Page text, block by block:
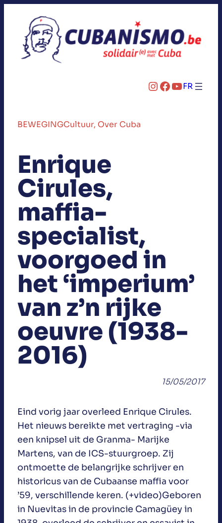
InstagramFacebook YouTube FR
BEWEGINGCultuur, Over Cuba
Enrique
Cirules,
maffia-
specialist,
voorgoed in
het ‘imperium’
van z’n rijke
oeuvre (1938-
2016)
15/05/2017
Eind vorig jaar overleed Enrique Cirules.
Het nieuws bereikte met vertraging -via
een knipsel uit de Granma- Marijke
Martens, van de ICS-stuurgroep. Zij
ontmoette de belangrijke schrijver en
historicus van de Cubaanse maffia voor
’59, verschillende keren. (+video)Geboren
in Nuevitas in de provincie Camagüey in